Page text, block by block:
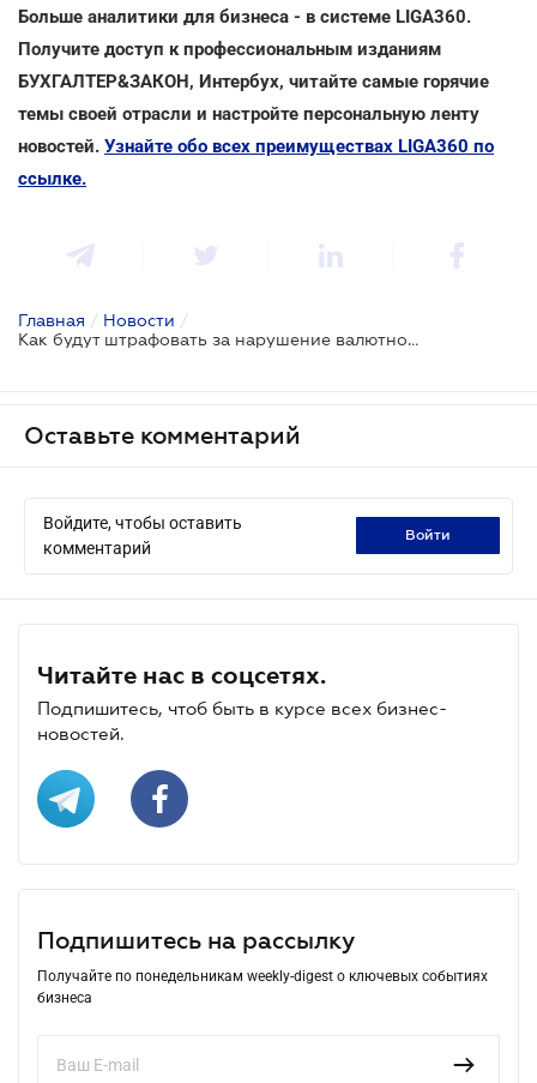
Больше аналитики для бизнеса - в системе LIGA360.
Получите доступ к профессиональным изданиям
БУХГАЛТЕР&ЗАКОН, Интербух, читайте самые горячие
темы своей отрасли и настройте персональную ленту
новостей. Узнайте обо всех преимуществах LIGA360 по
ссылке.
Главная / Новости /
Как будут штрафовать за нарушение валютного законодательства: утвержден Порядок
Оставьте комментарий
Войдите, чтобы оставить
комментарий
войти
Читайте нас в соцсетях.
Подпишитесь, чтоб быть в курсе всех бизнес-
новостей.
Подпишитесь на рассылку
Получайте по понедельникам weekly-digest о ключевых событиях
бизнеса